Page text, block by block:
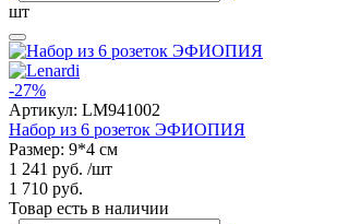
шт
-27%
Артикул: LM941002
Набор из 6 розеток ЭФИОПИЯ
Размер: 9*4 см
1 241 руб. /шт
1 710 руб.
Товар есть в наличии